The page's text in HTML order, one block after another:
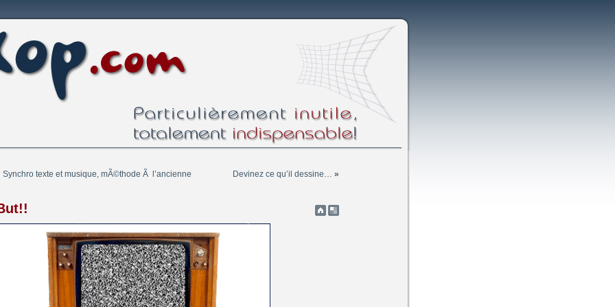
Synchro texte et musique, mÃ©thode Ã l’ancienne Devinez ce qu’il dessine… »